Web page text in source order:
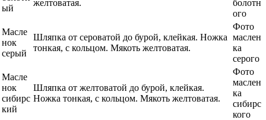
ый
желтоватая.
болотн
ого
Масле
нок
серый
Шляпка от сероватой до бурой, клейкая. Ножка
тонкая, с кольцом. Мякоть желтоватая.
Фото
маслен
ка
серого
Масле
нок
сибирс
кий
Шляпка от желтоватой до бурой, клейкая.
Ножка тонкая, с кольцом. Мякоть желтоватая.
Фото
маслен
ка
сибирс
кого